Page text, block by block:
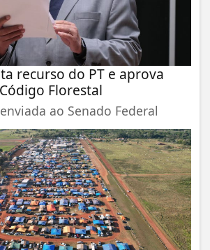
recurso do PT e aprova
Florestal
ao Senado Federal